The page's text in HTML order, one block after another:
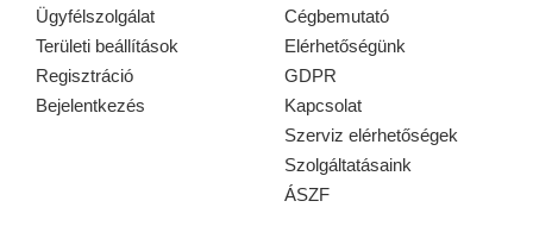
Ügyfélszolgálat
Területi beállítások
Regisztráció
Bejelentkezés
Cégbemutató
Elérhetőségünk
GDPR
Kapcsolat
Szerviz elérhetőségek
Szolgáltatásaink
ÁSZF